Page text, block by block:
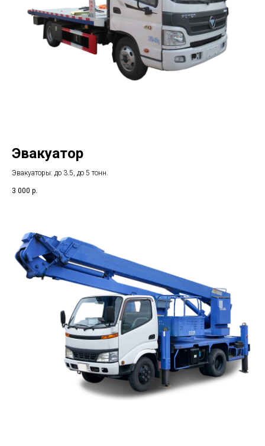
Эвакуатор
Эвакуаторы: до 3.5, до 5 тонн.
3 000 р.